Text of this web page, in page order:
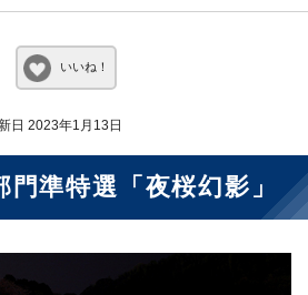
いいね！
日 2023年1月13日
準特選「夜桜幻影」